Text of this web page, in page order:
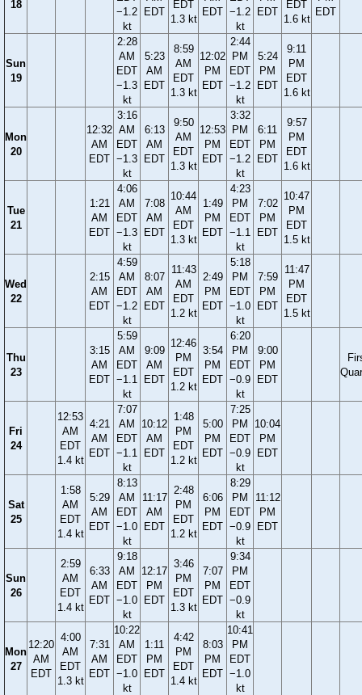
18
−1.2
kt
EDT
EDT
1.3 kt
EDT −1.2
kt
EDT
EDT
1.6 kt
EDT
Sun
19
2:28
AM
EDT
−1.3
kt
5:23
AM
EDT
8:59
AM
EDT
1.3 kt
12:02
PM
EDT
2:44
PM
EDT
−1.2
kt
5:24
PM
EDT
9:11
PM
EDT
1.6 kt
Mon
20
12:32
AM
EDT
3:16
AM
EDT
−1.3
kt
6:13
AM
EDT
9:50
AM
EDT
1.3 kt
12:53
PM
EDT
3:32
PM
EDT
−1.2
kt
6:11
PM
EDT
9:57
PM
EDT
1.6 kt
Tue
21
1:21
AM
EDT
4:06
AM
EDT
−1.3
kt
7:08
AM
EDT
10:44
AM
EDT
1.3 kt
1:49
PM
EDT
4:23
PM
EDT
−1.1
kt
7:02
PM
EDT
10:47
PM
EDT
1.5 kt
Wed
22
2:15
AM
EDT
4:59
AM
EDT
−1.2
kt
8:07
AM
EDT
11:43
AM
EDT
1.2 kt
2:49
PM
EDT
5:18
PM
EDT
−1.0
kt
7:59
PM
EDT
11:47
PM
EDT
1.5 kt
Thu
23
3:15
AM
EDT
5:59
AM
EDT
−1.1
kt
9:09
AM
EDT
12:46
PM
EDT
1.2 kt
3:54
PM
EDT
6:20
PM
EDT
−0.9
kt
9:00
PM
EDT
Fri
24
12:53
AM
EDT
1.4 kt
4:21
AM
EDT
7:07
AM
EDT
−1.1
kt
10:12
AM
EDT
1:48
PM
EDT
1.2 kt
5:00
PM
EDT
7:25
PM
EDT
−0.9
kt
10:04
PM
EDT
Sat
25
1:58
AM
EDT
1.4 kt
5:29
AM
EDT
8:13
AM
EDT
−1.0
kt
11:17
AM
EDT
2:48
PM
EDT
1.2 kt
6:06
PM
EDT
8:29
PM
EDT
−0.9
kt
11:12
PM
EDT
Sun
26
2:59
AM
EDT
1.4 kt
6:33
AM
EDT
9:18
AM
EDT
−1.0
kt
12:17
PM
EDT
3:46
PM
EDT
1.3 kt
7:07
PM
EDT
9:34
PM
EDT
−0.9
kt
Mon
27
12:20
AM
EDT
4:00
AM
EDT
1.3 kt
7:31
AM
EDT
10:22
AM
EDT
−1.0
kt
1:11
PM
EDT
4:42
PM
EDT
1.4 kt
8:03
PM
EDT
10:41
PM
EDT
−1.0
kt